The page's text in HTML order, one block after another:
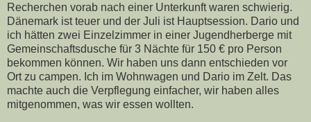
Recherchen vorab nach einer Unterkunft waren schwierig.
Dänemark ist teuer und der Juli ist Hauptsession. Dario und
ich hätten zwei Einzelzimmer in einer Jugendherberge mit
Gemeinschaftsdusche für 3 Nächte für 150 € pro Person
bekommen können. Wir haben uns dann entschieden vor
Ort zu campen. Ich im Wohnwagen und Dario im Zelt. Das
machte auch die Verpflegung einfacher, wir haben alles
mitgenommen, was wir essen wollten.